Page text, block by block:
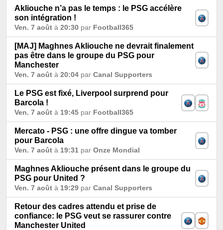
Akliouche n’a pas le temps : le PSG accélère
son intégration !
Ven. 7 août à 20:30 par Football365
[MAJ] Maghnes Akliouche ne devrait finalement
pas être dans le groupe du PSG pour
Manchester
Ven. 7 août à 20:04 par Canal Supporters
Le PSG est fixé, Liverpool surprend pour
Barcola !
Ven. 7 août à 19:45 par Football365
Mercato - PSG : une offre dingue va tomber
pour Barcola
Ven. 7 août à 19:31 par Onze Mondial
Maghnes Akliouche présent dans le groupe du
PSG pour United ?
Ven. 7 août à 19:29 par Canal Supporters
Retour des cadres attendu et prise de
confiance: le PSG veut se rassurer contre
Manchester United